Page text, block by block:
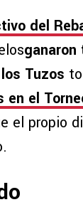
del
ganaron
los Tuzos
el
el propio